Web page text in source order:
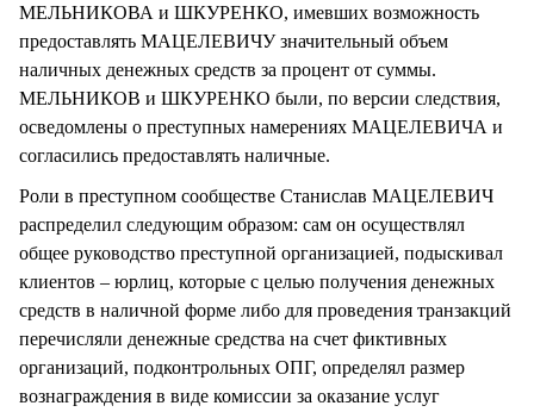
МЕЛЬНИКОВА и ШКУРЕНКО, имевших возможность
предоставлять МАЦЕЛЕВИЧУ значительный объем
наличных денежных средств за процент от суммы.
МЕЛЬНИКОВ и ШКУРЕНКО были, по версии следствия,
осведомлены о преступных намерениях МАЦЕЛЕВИЧА и
согласились предоставлять наличные.
Роли в преступном сообществе Станислав МАЦЕЛЕВИЧ
распределил следующим образом: сам он осуществлял
общее руководство преступной организацией, подыскивал
клиентов – юрлиц, которые с целью получения денежных
средств в наличной форме либо для проведения транзакций
перечисляли денежные средства на счет фиктивных
организаций, подконтрольных ОПГ, определял размер
вознаграждения в виде комиссии за оказание услуг